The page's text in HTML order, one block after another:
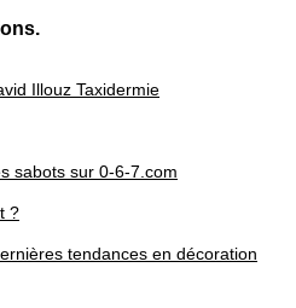
Illouz Taxidermie
sabots sur 0-6-7.com
?
tendances en décoration